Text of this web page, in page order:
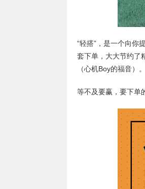
“轻搭”，是一个向你
套下单，大大节约了
（心机Boy的福音）
等不及要赢，要下单